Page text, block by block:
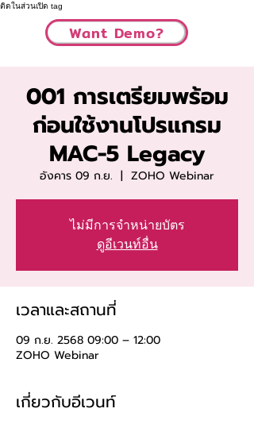
ติดในส่วนเปิด tag
Want Demo?
001 การเตรียมพร้อม
ก่อนใช้งานโปรแกรม
MAC-5 Legacy
อังคาร 09 ก.ย.
  |
ZOHO Webinar
ไม่มีการจำหน่ายบัตร
ดูอีเวนท์อื่น
เวลาและสถานที่
09 ก.ย. 2568 09:00 – 12:00
ZOHO Webinar
เกี่ยวกับอีเวนท์